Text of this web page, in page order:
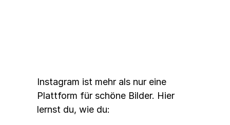
Instagram ist mehr als nur eine
Plattform für schöne Bilder. Hier
lernst du, wie du: